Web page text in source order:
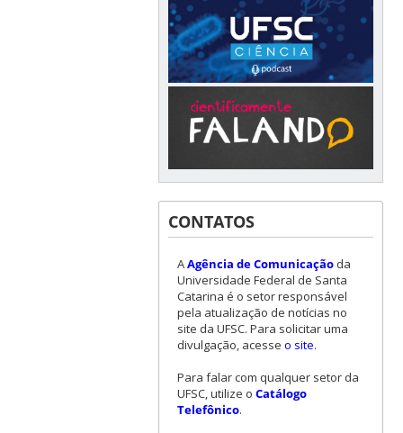
CONTATOS
AAgência de Comunicaçãoda
Universidade Federal de Santa
Catarina é o setor responsável
pela atualização de notícias no
site da UFSC. Para solicitar uma
divulgação, acesse o site.
Para falar com qualquer setor da
UFSC, utilize o Catálogo
Telefônico.